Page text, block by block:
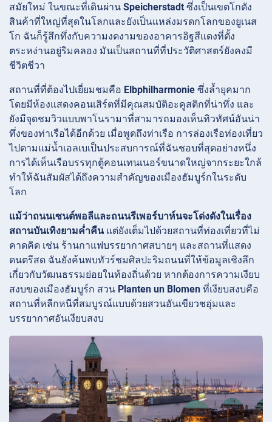
สมัยใหม่ ในขณะที่เดินผ่าน Speicherstadt ซึ่งเป็นเขตโกดัง
สินค้าที่ใหญ่ที่สุดในโลกและยังเป็นแหล่งมรดกโลกของยูเนส
โก ฉันก็รู้สึกทึ่งกับความงดงามของอาคารอิฐสีแดงที่ตั้ง
ตระหง่านอยู่ริมคลอง มันเป็นสถานที่ที่ประวัติศาสตร์ยังคงมี
ชีวิตชีวา
สถานที่ที่ต้องไปเยี่ยมชมคือ Elbphilharmonie ซึ่งล้ำยุคมาก
โดยมีห้องแสดงคอนเสิร์ตที่มีคุณสมบัติอะคูสติกที่น่าทึ่ง และ
ยังมีจุดชมวิวแบบพาโนรามาที่สามารถมองเห็นทิวทัศน์อันน่า
ทึ่งของท่าเรือได้อีกด้วย เมื่อพูดถึงท่าเรือ การล่องเรือท่องเที่ยว
ไปตามแม่น้ำเอลเบเป็นประสบการณ์ที่ฉันชอบที่สุดอย่างหนึ่ง
การได้เห็นเรือบรรทุกตู้คอนเทนเนอร์ขนาดใหญ่จากระยะใกล้
ทำให้ฉันสัมผัสได้ถึงความสำคัญของเมืองฮัมบูร์กในระดับ
โลก
แม้ว่าถนนเซนต์พอลีและถนนรีเพอร์บาห์นจะโด่งดังในเรื่อง
สถานบันเทิงยามค่ำคืนแต่ยังเต็มไปด้วยสถานที่ท่องเที่ยวที่ไม่
คาดคิด เช่น ร้านกาแฟบรรยากาศสบายๆ และสถานที่แสดง
ดนตรีสด ฉันยังค้นพบทัวร์ชมศิลปะริมถนนที่ให้ข้อมูลเชิงลึก
เกี่ยวกับวัฒนธรรมย่อยในท้องถิ่นด้วย หากต้องการความเงียบ
สงบของเมืองฮัมบูร์ก สวน Planten un Blomen ที่เงียบสงบคือ
สถานที่หลีกหนีที่สมบูรณ์แบบด้วยสวนอันเขียวชอุ่มและ
บรรยากาศอันเงียบสงบ